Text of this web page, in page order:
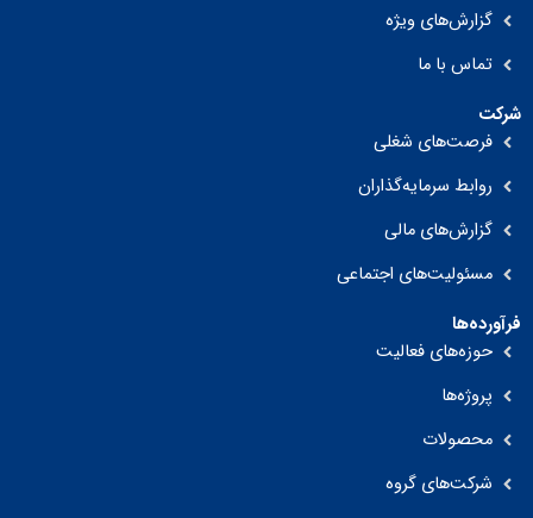
گزارش‌های ویژه
تماس با ما
شرکت
فرصت‌های شغلی
روابط سرمایه‌گذاران
گزارش‌های مالی
مسئولیت‌های اجتماعی
فرآورده‌ها
حوزه‌های فعالیت
پروژه‌ها
محصولات
شرکت‌های گروه